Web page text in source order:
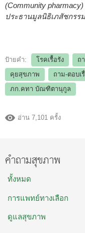
(Community
ประธานมูลนิธิเภสัชกรร
ป้ายคำ: โรคเรื้อรัง ถ
คุยสุขภาพ
ถาม-ตอบเ
ภก.คทา บัณฑิตานุกูล
อ่าน 7,101 ครั้ง
คำถามสุขภาพ
ทั้งหมด
การแพทย์ทางเลือก
ดูแลสุขภาพ